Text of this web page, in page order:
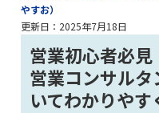
やすお）
更新日： 2025年7月18日
営業初心者必
営業コンサル
いてわかりやす